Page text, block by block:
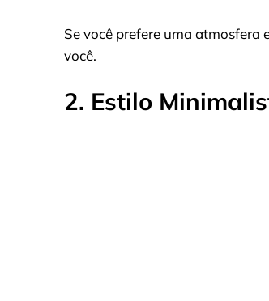
Se você prefere uma atmosfera
você.
2. Estilo